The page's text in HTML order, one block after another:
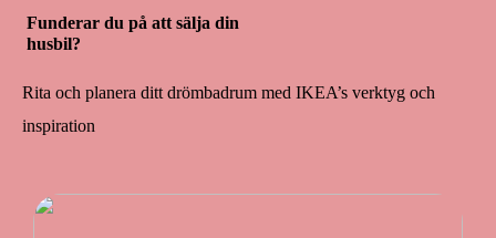
Funderar du på att sälja din
husbil?
Rita och planera ditt drömbadrum med IKEA’s verktyg och
inspiration